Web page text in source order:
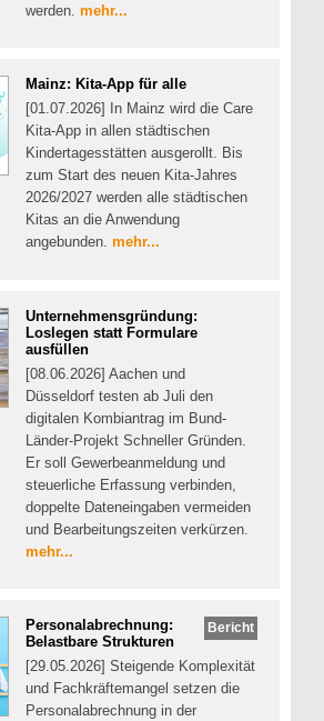
werden. mehr...
Mainz: Kita-App für alle
[01.07.2026] In Mainz wird die Care
Kita-App in allen städtischen
Kindertagesstätten ausgerollt. Bis
zum Start des neuen Kita-Jahres
2026/2027 werden alle städtischen
Kitas an die Anwendung
angebunden. mehr...
Unternehmensgründung:
Loslegen statt Formulare
ausfüllen
[08.06.2026] Aachen und
Düsseldorf testen ab Juli den
digitalen Kombiantrag im Bund-
Länder-Projekt Schneller Gründen.
Er soll Gewerbeanmeldung und
steuerliche Erfassung verbinden,
doppelte Dateneingaben vermeiden
und Bearbeitungszeiten verkürzen.
mehr...
Bericht
Personalabrechnung:
Belastbare Strukturen
[29.05.2026] Steigende Komplexität
und Fachkräftemangel setzen die
Personalabrechnung in der